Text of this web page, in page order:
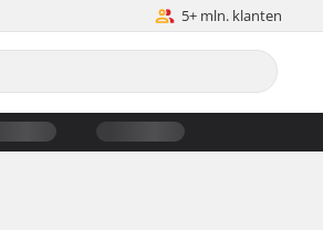
5+ mln. klanten